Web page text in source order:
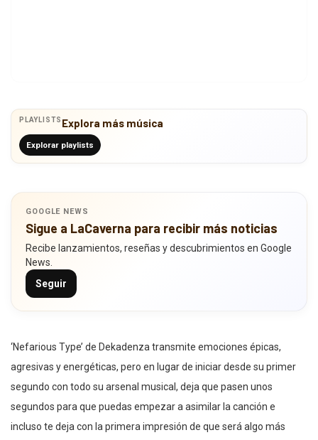
PLAYLISTS Explora más música
Explorar playlists
GOOGLE NEWS
Sigue a LaCaverna para recibir más noticias
Recibe lanzamientos, reseñas y descubrimientos en Google
News.
Seguir
‘Nefarious Type’ de Dekadenza transmite emociones épicas,
agresivas y energéticas, pero en lugar de iniciar desde su primer
segundo con todo su arsenal musical, deja que pasen unos
segundos para que puedas empezar a asimilar la canción e
incluso te deja con la primera impresión de que será algo más